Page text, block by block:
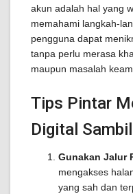
akun adalah hal yang
memahami langkah-
pengguna dapat
tanpa perlu merasa
maupun masalah
Tips Pintar
Digital
Gunakan Jalur
mengakses
yang sah dan